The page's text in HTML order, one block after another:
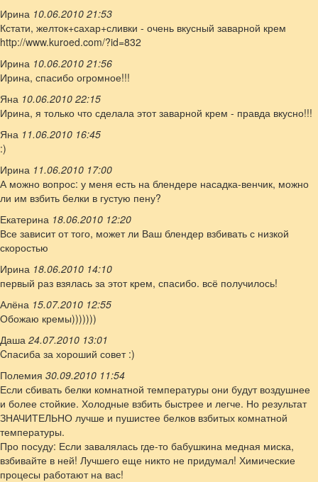
Ирина 10.06.2010 21:53
Кстати, желток+сахар+сливки - очень вкусный заварной крем
http://www.kuroed.com/?id=832
Ирина 10.06.2010 21:56
Ирина, спасибо огромное!!!
Яна 10.06.2010 22:15
Ирина, я только что сделала этот заварной крем - правда вкусно!!!
Яна 11.06.2010 16:45
:)
Ирина 11.06.2010 17:00
А можно вопрос: у меня есть на блендере насадка-венчик, можно
ли им взбить белки в густую пену?
Екатерина 18.06.2010 12:20
Все зависит от того, может ли Ваш блендер взбивать с низкой
скоростью
Ирина 18.06.2010 14:10
первый раз взялась за этот крем, спасибо. всё получилось!
Алёна 15.07.2010 12:55
Обожаю кремы)))))))
Даша 24.07.2010 13:01
Cпасиба за хороший совет :)
Полемия 30.09.2010 11:54
Если сбивать белки комнатной температуры они будут воздушнее
и более стойкие. Холодные взбить быстрее и легче. Но результат
ЗНАЧИТЕЛЬНО лучше и пушистее белков взбитых комнатной
температуры.
Про посуду: Если завалялась где-то бабушкина медная миска,
взбивайте в ней! Лучшего еще никто не придумал! Химические
процесы работают на вас!